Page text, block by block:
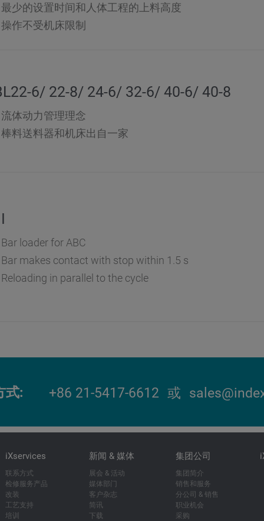
最少的设置时间和人体工程的上料高度
操作不受机床限制
6/ 22-8/ 24-6/ 32-6/ 40-6/ 40-8
流体动力管理理念
棒料送料器和机床出自一家
Bar loader for ABC
Bar makes contact with stop within 1.5 s
Reloading in parallel to the cycle
式 +86 21-5417-6612 或
iXservices
联系方式
检修服务产品
改装
工艺支持
培训
新闻 & 媒体
展会 & 活动
媒体部门
客户杂志
简讯
下载
集团公司
集团简介
销售和服务
分公司 & 销售
职业机会
采购